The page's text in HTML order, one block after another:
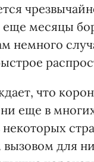
еще месяцы
немного
что
еще в
для